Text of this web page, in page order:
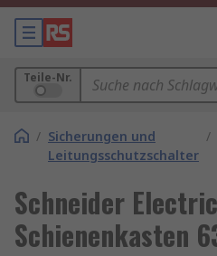
Teile-Nr.
/ Sicherungen und
Leitungsschutzschalter
/
Schneider
Schienenkasten